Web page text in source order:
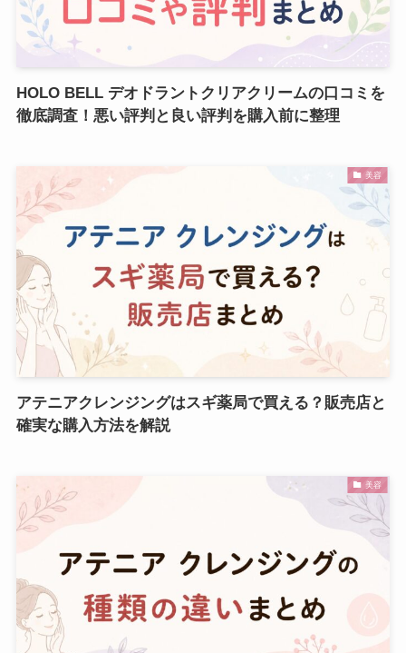
HOLO BELL デオドラントクリアクリームの口コミを
徹底調査！悪い評判と良い評判を購入前に整理
美容
アテニアクレンジングはスギ薬局で買える？販売店と
確実な購入方法を解説
美容